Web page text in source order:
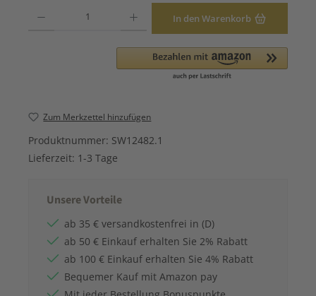
In den Warenkorb
Zum Merkzettel hinzufügen
Produktnummer: SW12482.1
Lieferzeit: 1-3 Tage
Unsere Vorteile
ab 35 € versandkostenfrei in (D)
ab 50 € Einkauf erhalten Sie 2% Rabatt
ab 100 € Einkauf erhalten Sie 4% Rabatt
Bequemer Kauf mit Amazon pay